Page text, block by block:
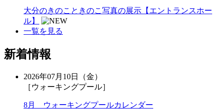
大分のきのこときのこ写真の展示【エントランスホー
ル】
一覧を見る
新着情報
2026年07月10日（金）
［ウォーキングプール］
8月 ウォーキングプールカレンダー